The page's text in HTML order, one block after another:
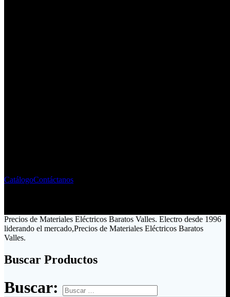
CatálogoContáctanos
Precios de Materiales Eléctricos Baratos Valles. Electro desde 1996
liderando el mercado,Precios de Materiales Eléctricos Baratos
Valles.
Buscar Productos
Buscar: